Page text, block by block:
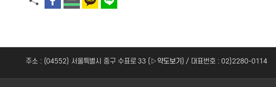
주소 : (04552) 서울특별시 중구 수표로 33 (▷약도보기 ) / 대표번호 : 02)2280-0114